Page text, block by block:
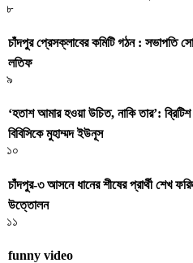
৮
চাঁদপুর প্রেসক্লাবের কমিটি গঠন : সভাপতি
লতিফ
৯
‘হতাশ আমার হওয়া উচিত, নাকি তার’: ব্রিটিশ
বিবিসিকে মুহাম্মদ ইউনূস
১০
চাঁদপুর-৩ আসনে ধানের শীষের প্রার্থী শেখ
উত্তোলন
১১
funny video